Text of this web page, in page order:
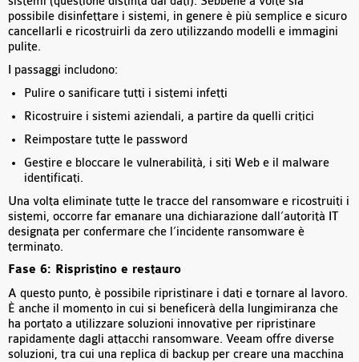
possibile disinfettare i sistemi, in genere è più semplice e sicuro
cancellarli e ricostruirli da zero utilizzando modelli e immagini
pulite.
I passaggi includono:
Pulire o sanificare tutti i sistemi infetti
Ricostruire i sistemi aziendali, a partire da quelli critici
Reimpostare tutte le password
Gestire e bloccare le vulnerabilità, i siti Web e il malware
identificati.
Una volta eliminate tutte le tracce del ransomware e ricostruiti i
sistemi, occorre far emanare una dichiarazione dall’autorità IT
designata per confermare che l’incidente ransomware è
terminato.
Fase 6: Rispristino e restauro
A questo punto, è possibile ripristinare i dati e tornare al lavoro.
È anche il momento in cui si beneficerà della lungimiranza che
ha portato a utilizzare soluzioni innovative per ripristinare
rapidamente dagli attacchi ransomware. Veeam offre diverse
soluzioni, tra cui una replica di backup per creare una macchina